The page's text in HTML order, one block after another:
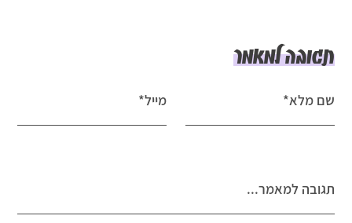
תגובה למאמר
שם מלא* מייל*
תגובה למאמר...